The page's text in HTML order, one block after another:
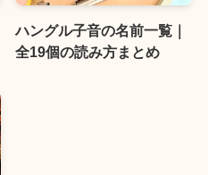
ハングル子音の名前一覧｜
全19個の読み方まとめ